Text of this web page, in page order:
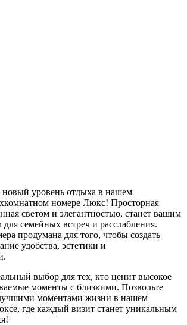
новый уровень отдыха в нашем
номере Люкс! Просторная
светом и элегантностью, станет вашим
семейных встреч и расслабления.
продумана для того, чтобы создать
удобства, эстетики и
выбор для тех, кто ценит высокое
моменты с близкими. Позвольте
лучшими моментами жизни в нашем
где каждый визит станет уникальным